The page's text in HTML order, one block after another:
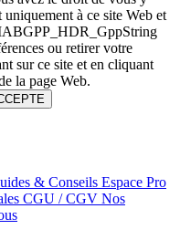
à ce site Web et
IABGPP_HDR_GppString
ou retirer votre
sur ce site et en cliquant
la page Web.
& Conseils Espace Pro
CGU / CGV Nos